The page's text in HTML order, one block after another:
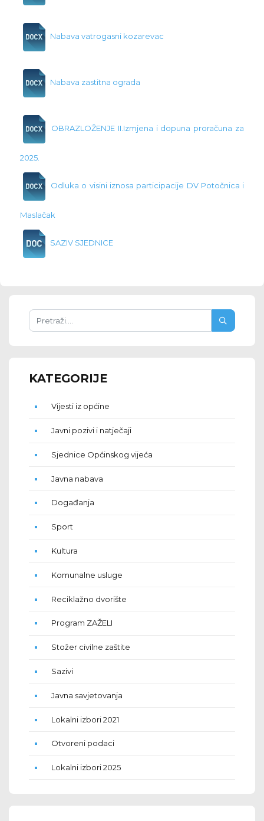
Nabava vatrogasni kozarevac
Nabava zastitna ograda
OBRAZLOŽENJE II.Izmjena i dopuna proračuna za
2025.
Odluka o visini iznosa participacije DV Potočnica i
Maslačak
SAZIV SJEDNICE
KATEGORIJE
Vijesti iz općine
Javni pozivi i natječaji
Sjednice Općinskog vijeća
Javna nabava
Događanja
Sport
Kultura
Komunalne usluge
Reciklažno dvorište
Program ZAŽELI
Stožer civilne zaštite
Sazivi
Javna savjetovanja
Lokalni izbori 2021
Otvoreni podaci
Lokalni izbori 2025